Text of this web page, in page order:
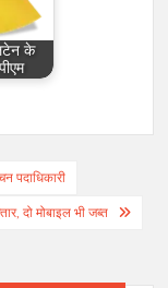
के
पदाधिकारी
दो मोबाइल भी जब्त